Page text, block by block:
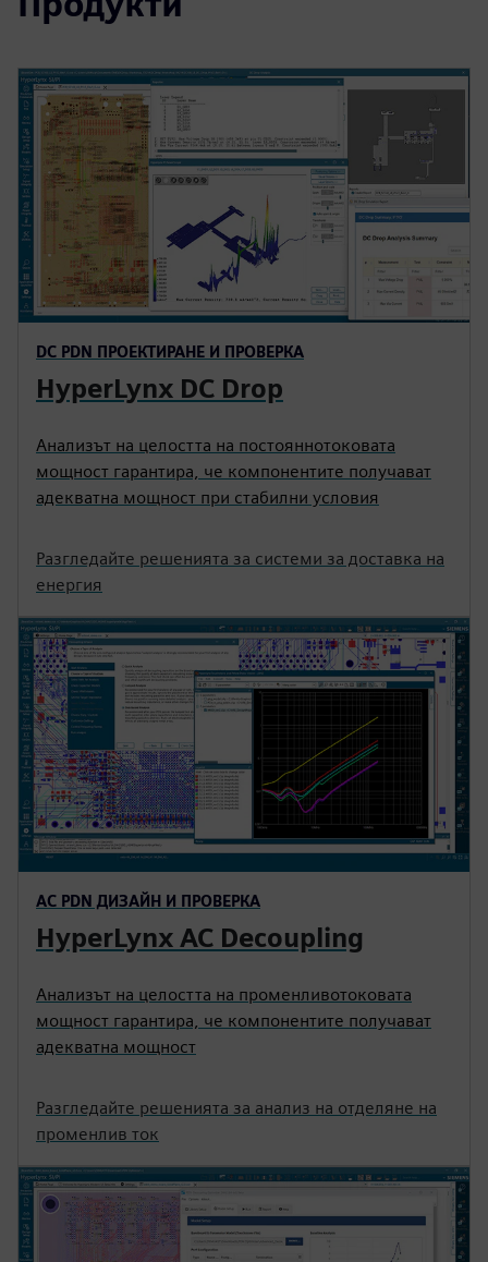
DC PDN ПРОЕКТИРАНЕ И ПРОВЕРКА
HyperLynx DC Drop
Анализът на целостта на постояннотоковата
мощност гарантира, че компонентите получават
адекватна мощност при стабилни условия
Разгледайте решенията за системи за доставка на
енергия
AC PDN ДИЗАЙН И ПРОВЕРКА
HyperLynx AC Decoupling
Анализът на целостта на променливотоковата
мощност гарантира, че компонентите получават
адекватна мощност
Разгледайте решенията за анализ на отделяне на
променлив ток